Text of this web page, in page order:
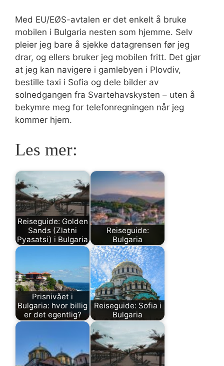
Med EU/EØS-avtalen er det enkelt å bruke
mobilen i Bulgaria nesten som hjemme. Selv
pleier jeg bare å sjekke datagrensen før jeg
drar, og ellers bruker jeg mobilen fritt. Det gjør
at jeg kan navigere i gamlebyen i Plovdiv,
bestille taxi i Sofia og dele bilder av
solnedgangen fra Svartehavskysten – uten å
bekymre meg for telefonregningen når jeg
kommer hjem.
Les mer:
Reiseguide: Golden
Sands (Zlatni
Pyasatsi) i Bulgaria
Reiseguide:
Bulgaria
Prisnivået i
Bulgaria: hvor billig
er det egentlig?
Reiseguide: Sofia i
Bulgaria